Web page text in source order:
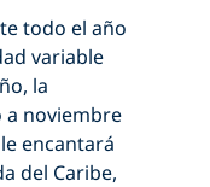
todo el año
variable
la
a noviembre
encantará
del Caribe,